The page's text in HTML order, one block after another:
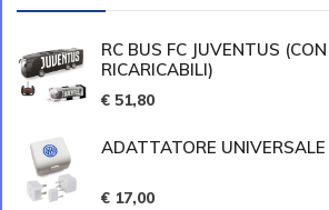
RC BUS FC JUVENTUS
RICARICABILI)
€ 51,80
ADATTATORE UNIVERSALE
€ 17,00